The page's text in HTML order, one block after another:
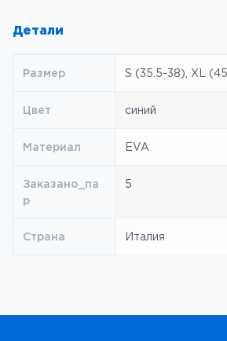
A
q
Детали
Размер S (35.5-38), XL
Цвет синий
Материал EVA
Заказано_па
р
5
Страна Италия